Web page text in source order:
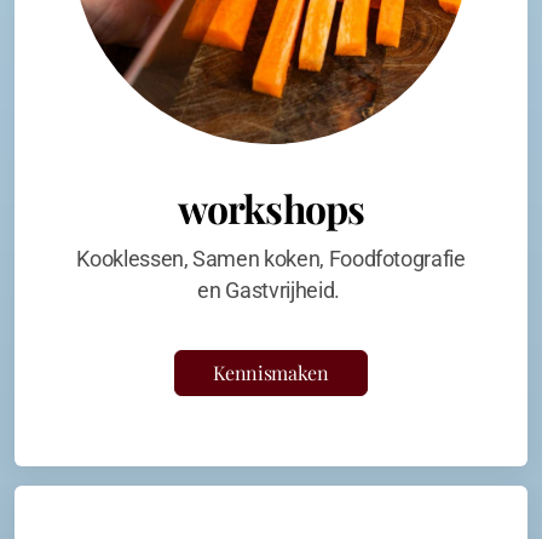
workshops
Kooklessen, Samen koken, Foodfotografie
en Gastvrijheid.
Kennismaken